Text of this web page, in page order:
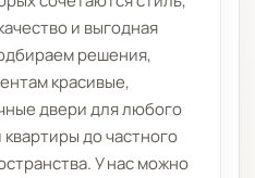
и выгодная
решения,
красивые,
двери для любого
до частного
У нас можно